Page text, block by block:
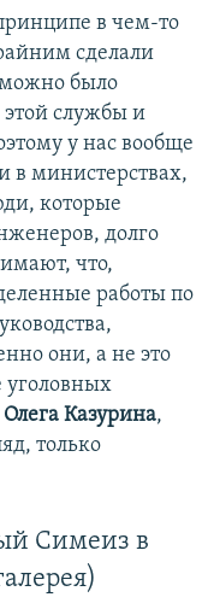
в чем-то
сделали
было
этой службы и
у нас вообще
в министерствах,
которые
долго
что,
работы по
они, а не это
уголовных
Олега Казурина,
только
Симеиз в